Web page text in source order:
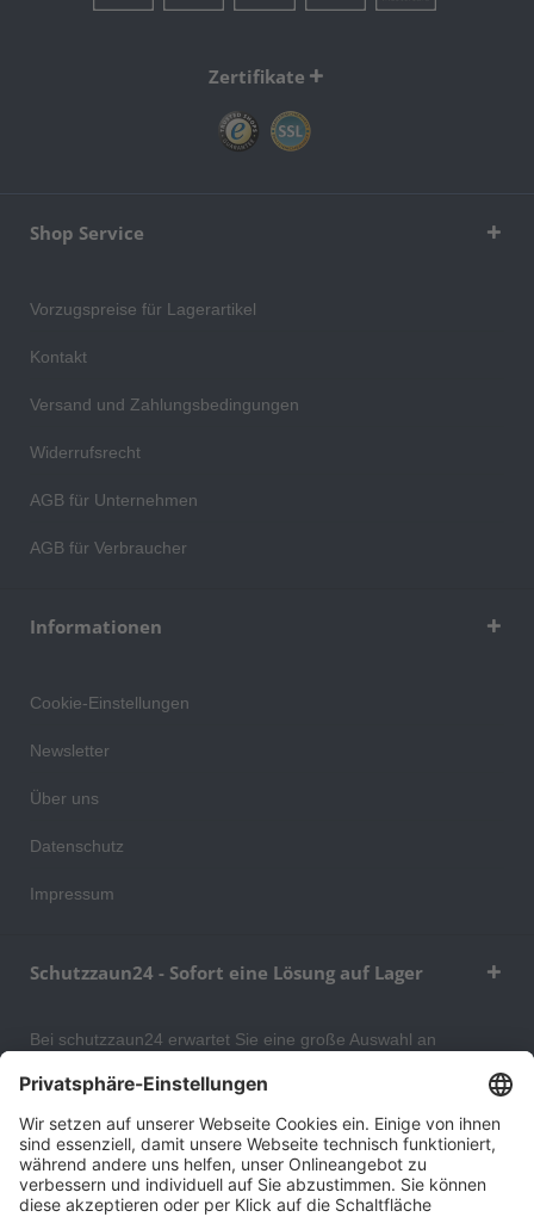
Zertifikate
Shop Service
Vorzugspreise für Lagerartikel
Kontakt
Versand und Zahlungsbedingungen
Widerrufsrecht
AGB für Unternehmen
AGB für Verbraucher
Informationen
Cookie-Einstellungen
Newsletter
Über uns
Datenschutz
Impressum
Schutzzaun24 - Sofort eine Lösung auf Lager
Bei schutzzaun24 erwartet Sie eine große Auswahl an
auch Ihr Wohngebäude optimal organisieren und sichern
können. An unserem Versandlager bevorraten wir ein großes
Sortiment von Lagerartikeln, welche innerhalb von 48 Stunden